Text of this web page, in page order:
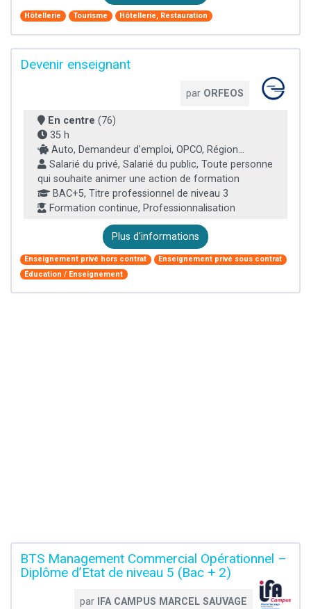
Hôtellerie Tourisme Hôtellerie, Restauration
Devenir enseignant
par ORFEOS
En centre (76)
35 h
Auto, Demandeur d'emploi, OPCO, Région...
Salarié du privé, Salarié du public, Toute personne
qui souhaite animer une action de formation
BAC+5, Titre professionnel de niveau 3
Formation continue, Professionnalisation
Plus d'informations
Enseignement privé hors contrat
Enseignement privé sous contrat
Éducation / Enseignement
BTS Management Commercial Opérationnel –
Diplôme d’Etat de niveau 5 (Bac + 2)
par IFA CAMPUS MARCEL SAUVAGE